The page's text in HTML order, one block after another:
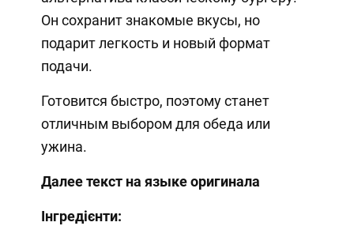
Он сохранит знакомые вкусы, но
подарит легкость и новый формат
подачи.
Готовится быстро, поэтому станет
отличным выбором для обеда или
ужина.
Далее текст на языке оригинала
Інгредієнти: